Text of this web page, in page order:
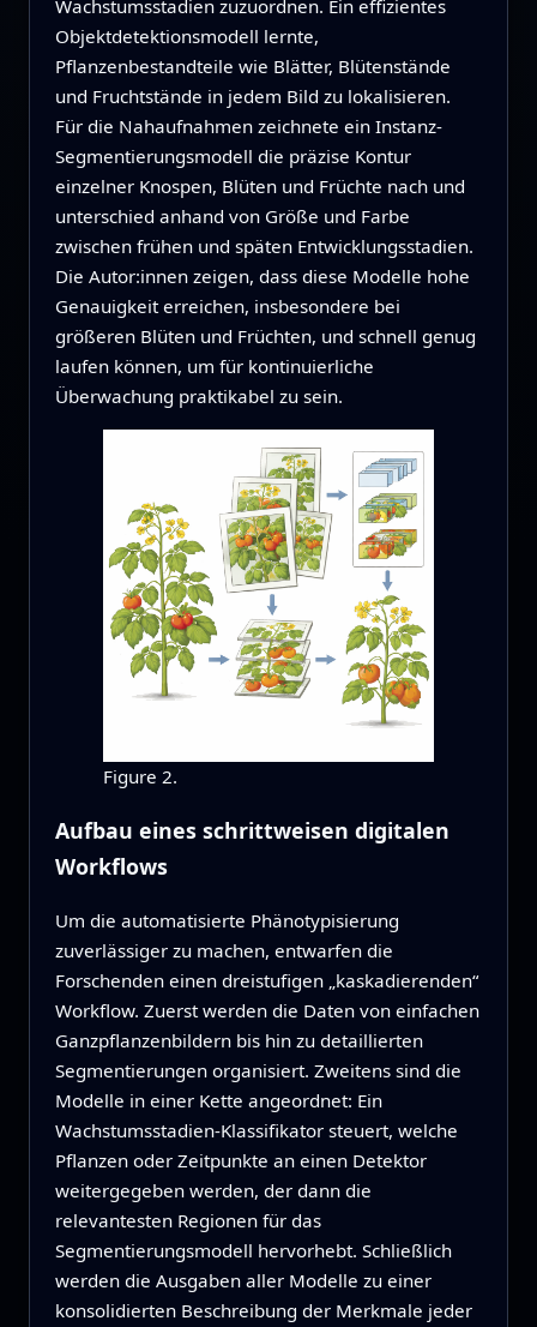
Wachstumsstadien zuzuordnen. Ein effizientes
Objektdetektionsmodell lernte,
Pflanzenbestandteile wie Blätter, Blütenstände
und Fruchtstände in jedem Bild zu lokalisieren.
Für die Nahaufnahmen zeichnete ein Instanz-
Segmentierungsmodell die präzise Kontur
einzelner Knospen, Blüten und Früchte nach und
unterschied anhand von Größe und Farbe
zwischen frühen und späten Entwicklungsstadien.
Die Autor:innen zeigen, dass diese Modelle hohe
Genauigkeit erreichen, insbesondere bei
größeren Blüten und Früchten, und schnell genug
laufen können, um für kontinuierliche
Überwachung praktikabel zu sein.
Figure 2.
Aufbau eines schrittweisen digitalen
Workflows
Um die automatisierte Phänotypisierung
zuverlässiger zu machen, entwarfen die
Forschenden einen dreistufigen „kaskadierenden“
Workflow. Zuerst werden die Daten von einfachen
Ganzpflanzenbildern bis hin zu detaillierten
Segmentierungen organisiert. Zweitens sind die
Modelle in einer Kette angeordnet: Ein
Wachstumsstadien-Klassifikator steuert, welche
Pflanzen oder Zeitpunkte an einen Detektor
weitergegeben werden, der dann die
relevantesten Regionen für das
Segmentierungsmodell hervorhebt. Schließlich
werden die Ausgaben aller Modelle zu einer
konsolidierten Beschreibung der Merkmale jeder